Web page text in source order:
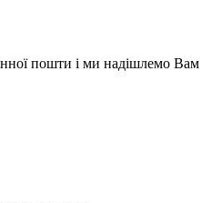
пошти і ми надішлемо Вам